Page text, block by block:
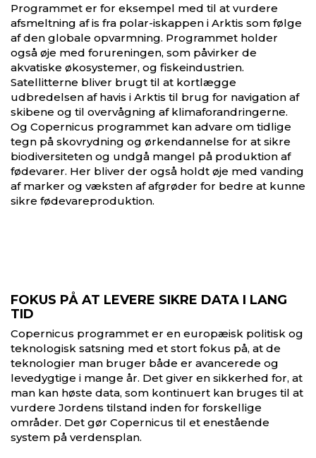
Programmet er for eksempel med til at vurdere
afsmeltning af is fra polar-iskappen i Arktis som følge
af den globale opvarmning. Programmet holder
også øje med forureningen, som påvirker de
akvatiske økosystemer, og fiskeindustrien.
Satellitterne bliver brugt til at kortlægge
udbredelsen af havis i Arktis til brug for navigation af
skibene og til overvågning af klimaforandringerne.
Og Copernicus programmet kan advare om tidlige
tegn på skovrydning og ørkendannelse for at sikre
biodiversiteten og undgå mangel på produktion af
fødevarer. Her bliver der også holdt øje med vanding
af marker og væksten af afgrøder for bedre at kunne
sikre fødevareproduktion.
FOKUS PÅ AT LEVERE SIKRE DATA I LANG
TID
Copernicus programmet er en europæisk politisk og
teknologisk satsning med et stort fokus på, at de
teknologier man bruger både er avancerede og
levedygtige i mange år. Det giver en sikkerhed for, at
man kan høste data, som kontinuert kan bruges til at
vurdere Jordens tilstand inden for forskellige
områder. Det gør Copernicus til et enestående
system på verdensplan.